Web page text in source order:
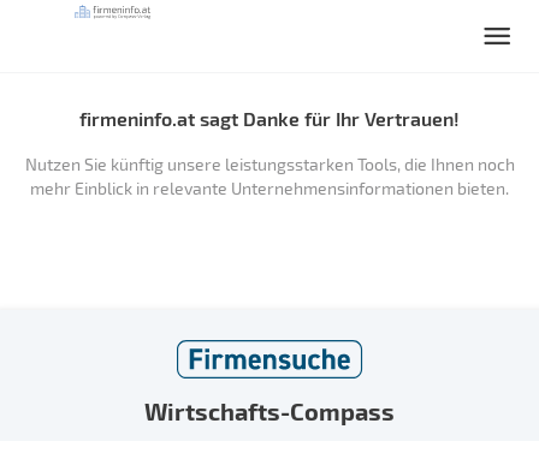
firmeninfo.at sagt Danke für Ihr Vertrauen!
Nutzen Sie künftig unsere leistungsstarken Tools, die Ihnen noch
mehr Einblick in relevante Unternehmensinformationen bieten.
Wirtschafts-Compass